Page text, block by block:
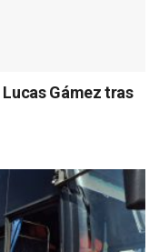
Gámez tras